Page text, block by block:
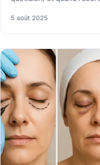
5 août 2025